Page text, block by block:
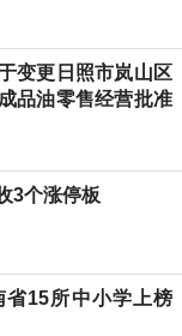
变更日照市岚山区
品油零售经营批准
3个涨停板
15所中小学上榜